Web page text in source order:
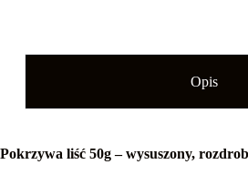
Opis
Pokrzywa liść 50g – wysuszony,